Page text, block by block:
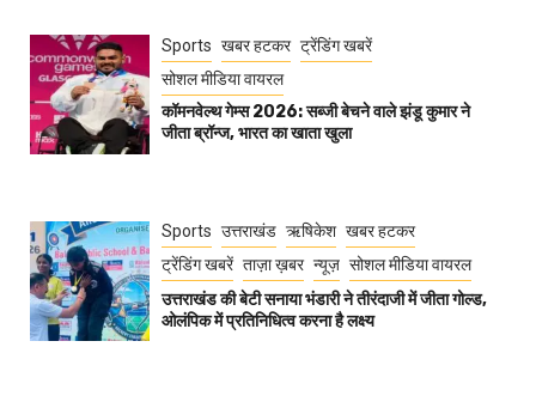
Sports खबर हटकर ट्रेंडिंग खबरें
सोशल मीडिया वायरल
कॉमनवेल्थ गेम्स 2026: सब्जी बेचने वाले झंडू कुमार ने
जीता ब्रॉन्ज, भारत का खाता खुला
Sports उत्तराखंड ऋषिकेश खबर हटकर
ट्रेंडिंग खबरें ताज़ा ख़बर न्यूज़ सोशल मीडिया वायरल
उत्तराखंड की बेटी सनाया भंडारी ने तीरंदाजी में जीता गोल्ड,
ओलंपिक में प्रतिनिधित्व करना है लक्ष्य